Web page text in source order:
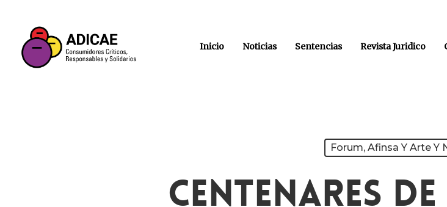
Inicio Noticias Sentencias Revista Juridico
Forum, Afinsa Y Arte Y
Centenares